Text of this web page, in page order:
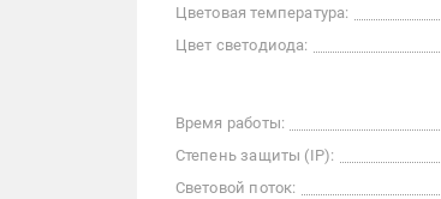
Цветовая температура:
Цвет светодиода:
Время работы:
Степень защиты (IP):
Световой поток: